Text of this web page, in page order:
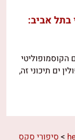
בתל אביב:
הקוסמופוליטי
ים תיכוני זה,
> סיפורי סקס